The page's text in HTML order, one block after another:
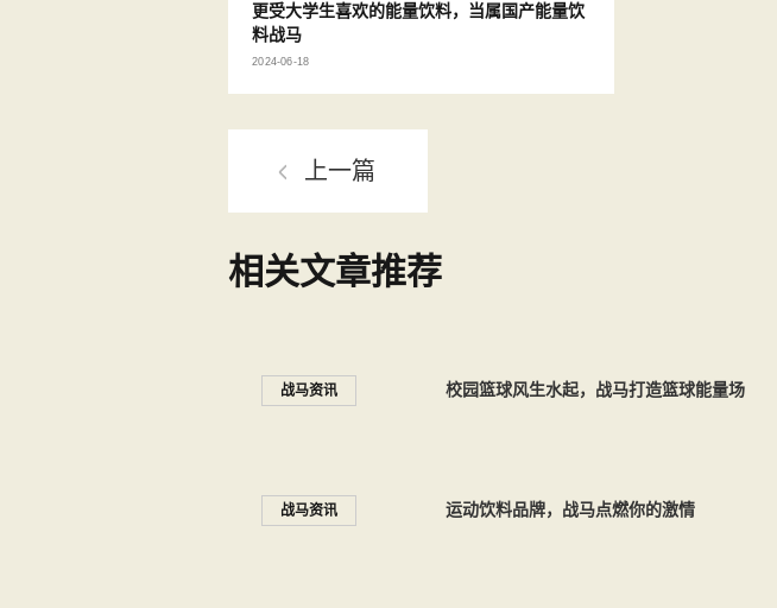
更受大学生喜欢的能量饮料，当属国产能量饮
料战马
2024-06-18
上一篇
相关文章推荐
战马资讯 校园篮球风生水起，战马打造篮球能量场
战马资讯 运动饮料品牌，战马点燃你的激情